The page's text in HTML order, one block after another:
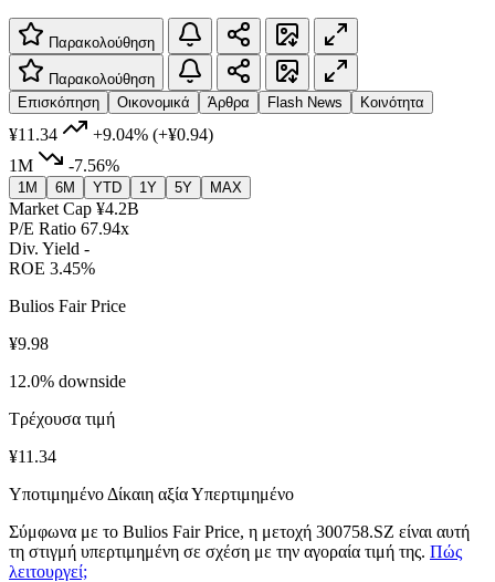
Παρακολούθηση
Παρακολούθηση
Επισκόπηση
Οικονομικά Άρθρα Flash News Κοινότητα
¥11.34 +9.04% (+¥0.94)
1M
-7.56%
1M 6M YTD 1Y 5Y MAX
Market Cap ¥4.2B
P/E Ratio 67.94x
Div. Yield -
ROE 3.45%
Bulios Fair Price
¥9.98
12.0% downside
Τρέχουσα τιμή
¥11.34
Υποτιμημένο Δίκαιη αξίαΥπερτιμημένο
Σύμφωνα με το Bulios Fair Price, η μετοχή 300758.SZ είναι αυτή
τη στιγμή υπερτιμημένη σε σχέση με την αγοραία τιμή της. Πώς
λειτουργεί;